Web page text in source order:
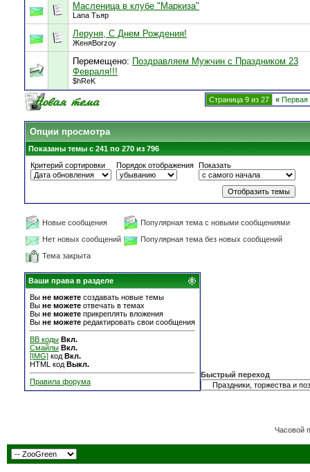
Масленица в клубе "Маркиза"
Lana Тьяр
Леруня, С Днем Рождения!
ЖеняBorzoy
Перемещено: Поздравляем Мужчин с Праздником 23
Февраля!!!
$hReK
Страница 9 из 27 « Первая
Опции просмотра
Показаны темы с 241 по 270 из 796
Критерий сортировки
Порядок отображения Показать
Новые сообщения
Популярная тема с новыми сообщениями
Нет новых сообщений
Популярная тема без новых сообщений
Тема закрыта
Ваши права в разделе
Вы не можете создавать новые темы
Вы не можете отвечать в темах
Вы не можете прикреплять вложения
Вы не можете редактировать свои сообщения
BB коды Вкл.
Смайлы Вкл.
[IMG] код Вкл.
HTML код Выкл.
Правила форума
Быстрый переход
Часовой